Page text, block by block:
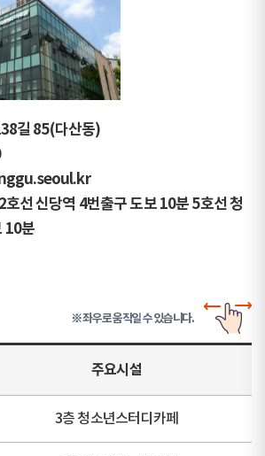
길 85(다산동)
호선 신당역 4번출구 도보 10분 5호선 청
10분
※ 좌우로 움직일 수 있습니다.
주요시설
3층 청소년스터디카페